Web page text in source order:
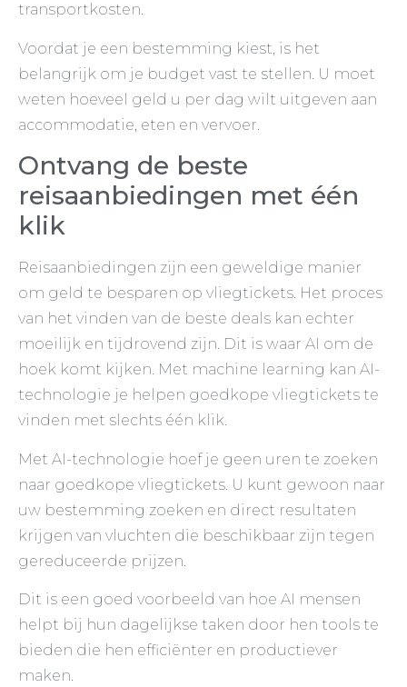
transportkosten.
Voordat je een bestemming kiest, is het
belangrijk om je budget vast te stellen. U moet
weten hoeveel geld u per dag wilt uitgeven aan
accommodatie, eten en vervoer.
Ontvang de beste
reisaanbiedingen met één
klik
Reisaanbiedingen zijn een geweldige manier
om geld te besparen op vliegtickets. Het proces
van het vinden van de beste deals kan echter
moeilijk en tijdrovend zijn. Dit is waar AI om de
hoek komt kijken. Met machine learning kan AI-
technologie je helpen goedkope vliegtickets te
vinden met slechts één klik.
Met AI-technologie hoef je geen uren te zoeken
naar goedkope vliegtickets. U kunt gewoon naar
uw bestemming zoeken en direct resultaten
krijgen van vluchten die beschikbaar zijn tegen
gereduceerde prijzen.
Dit is een goed voorbeeld van hoe AI mensen
helpt bij hun dagelijkse taken door hen tools te
bieden die hen efficiënter en productiever
maken.